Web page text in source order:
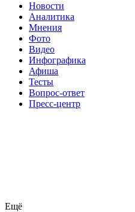
Новости
Аналитика
Мнения
Фото
Видео
Инфографика
Афиша
Тесты
Вопрос-ответ
Пресс-центр
Ещё